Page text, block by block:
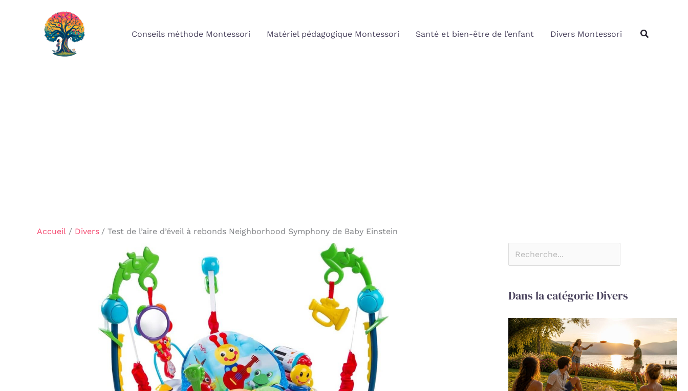
Conseils méthode Montessori Matériel pédagogique Montessori Santé et bien-être de l’enfant Divers Montessori
Accueil Divers Test de l’aire d’éveil à rebonds Neighborhood Symphony de Baby Einstein
Dans la catégorie Divers